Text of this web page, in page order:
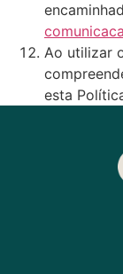
Ao utilizar
esta